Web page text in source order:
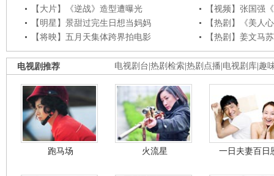
【大片】《逆战》造型遭曝光
【视频】张国强
【明星】景甜过完生日想当妈妈
【热剧】《美人
【将映】五月天集体跨界拍电影
【热剧】姜文马
电视剧台 热剧检索 热剧点播 电视剧库 趣
电视剧推荐
跑马场 火流星 一日夫妻百日